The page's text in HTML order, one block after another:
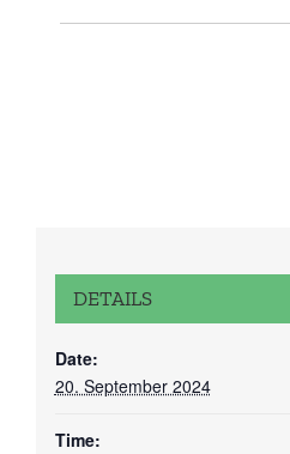
DETAILS
Date:
20. September 2024
Time: